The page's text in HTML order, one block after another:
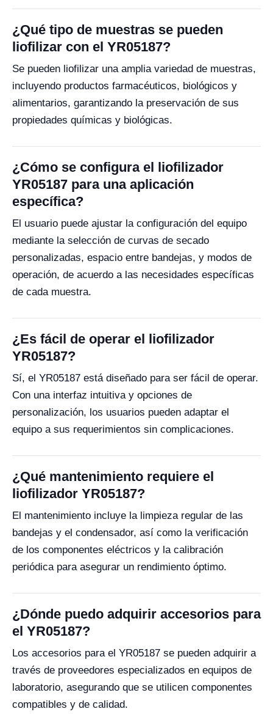
¿Qué tipo de muestras se pueden
liofilizar con el YR05187?
Se pueden liofilizar una amplia variedad de muestras,
incluyendo productos farmacéuticos, biológicos y
alimentarios, garantizando la preservación de sus
propiedades químicas y biológicas.
¿Cómo se configura el liofilizador
YR05187 para una aplicación
específica?
El usuario puede ajustar la configuración del equipo
mediante la selección de curvas de secado
personalizadas, espacio entre bandejas, y modos de
operación, de acuerdo a las necesidades específicas
de cada muestra.
¿Es fácil de operar el liofilizador
YR05187?
Sí, el YR05187 está diseñado para ser fácil de operar.
Con una interfaz intuitiva y opciones de
personalización, los usuarios pueden adaptar el
equipo a sus requerimientos sin complicaciones.
¿Qué mantenimiento requiere el
liofilizador YR05187?
El mantenimiento incluye la limpieza regular de las
bandejas y el condensador, así como la verificación
de los componentes eléctricos y la calibración
periódica para asegurar un rendimiento óptimo.
¿Dónde puedo adquirir accesorios para
el YR05187?
Los accesorios para el YR05187 se pueden adquirir a
través de proveedores especializados en equipos de
laboratorio, asegurando que se utilicen componentes
compatibles y de calidad.